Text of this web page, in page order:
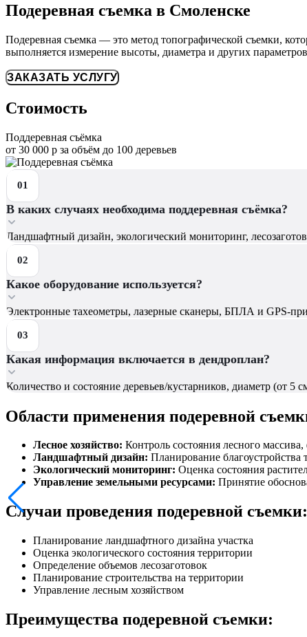
Подеревная съемка в Смоленске
Подеревная съемка — это метод топографической съемки,
выполняется измерение высоты, диаметра и других
ЗАКАЗАТЬ УСЛУГУ
Стоимость
Поддеревная съёмка
от 30 000 р за объём до 100 деревьев
В каких случаях необходима поддеревная съёмка?
Ландшафтный дизайн, экологический мониторинг,
Какое оборудование используется?
Электронные тахеометры, лазерные сканеры, БПЛА и
Какая информация включается в дендроплан?
Количество и состояние деревьев/кустарников, диаметр (от
Области применения подеревной
Лесное хозяйство: Контроль состояния лесного
Ландшафтный дизайн: Планирование
Экологический мониторинг: Оценка состояния
Управление земельными ресурсами: Принятие
Случаи проведения подеревной съемки:
Планирование ландшафтного дизайна участка
Оценка экологического состояния территории
Определение объемов лесозаготовок
Планирование строительства на территории
Управление лесным хозяйством
Преимущества подеревной съемки: